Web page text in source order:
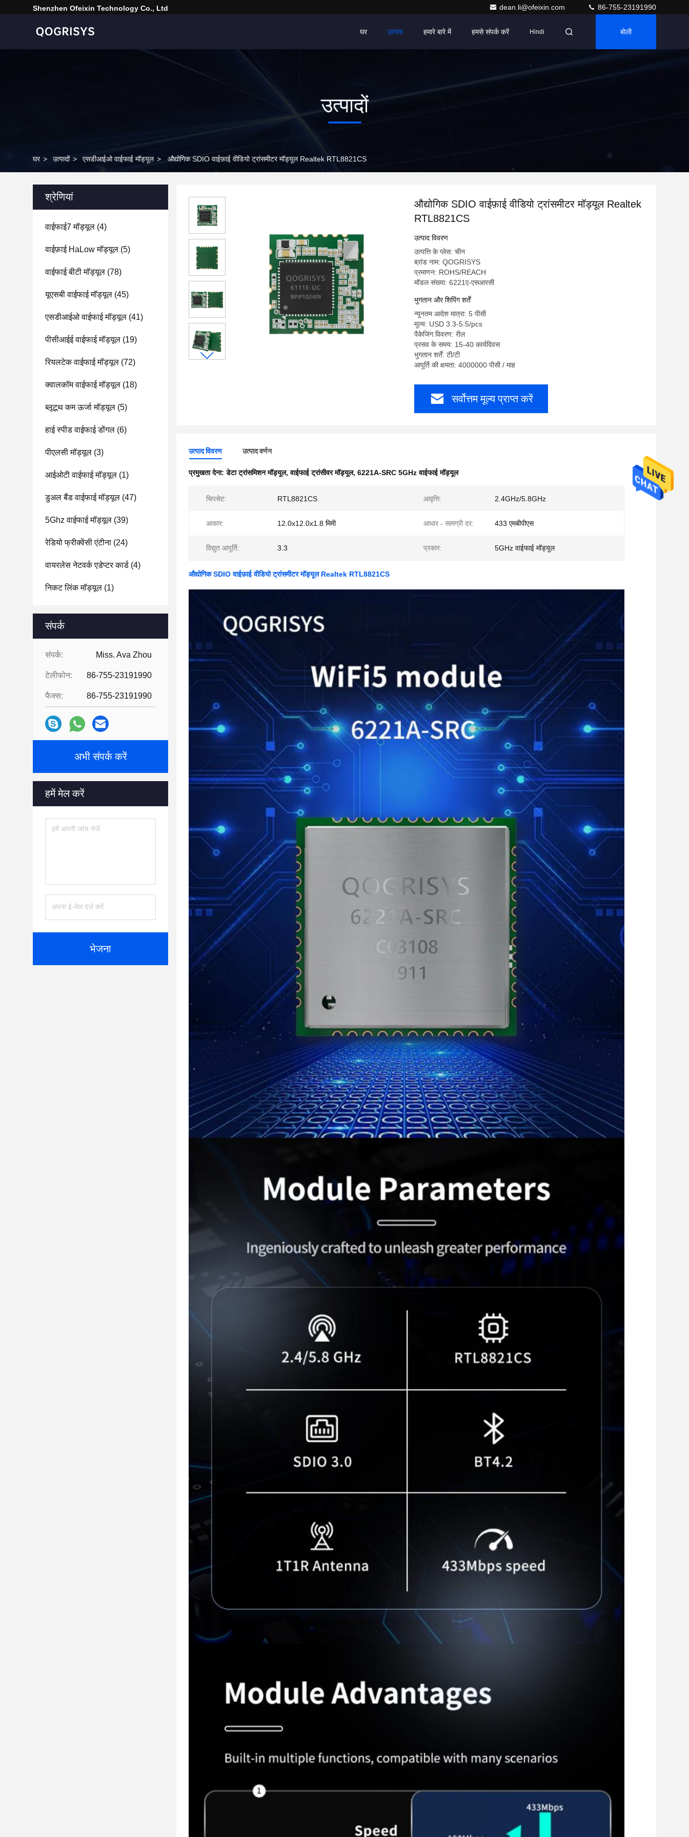
Shenzhen Ofeixin Technology Co., Ltd dean.li@ofeixin.com 86-755-23191990
घर उत्पाद हमारे बारे में हमसे संपर्क करें Hindi बोली
उत्पादों
घर > उत्पादों > एसडीआईओ वाईफाई मॉड्यूल > औद्योगिक SDIO वाईफ़ाई वीडियो ट्रांसमीटर मॉड्यूल Realtek RTL8821CS
श्रेणियां
वाईफाई7 मॉड्यूल (4)
वाईफ़ाई HaLow मॉड्यूल (5)
वाईफाई बीटी मॉड्यूल (78)
यूएसबी वाईफाई मॉड्यूल (45)
एसडीआईओ वाईफाई मॉड्यूल (41)
पीसीआईई वाईफाई मॉड्यूल (19)
रियलटेक वाईफाई मॉड्यूल (72)
क्वालकॉम वाईफाई मॉड्यूल (18)
ब्लूटूथ कम ऊर्जा मॉड्यूल (5)
हाई स्पीड वाईफाई डोंगल (6)
पीएलसी मॉड्यूल (3)
आईओटी वाईफाई मॉड्यूल (1)
डुअल बैंड वाईफाई मॉड्यूल (47)
5Ghz वाईफाई मॉड्यूल (39)
रेडियो फ्रीक्वेंसी एंटीना (24)
वायरलेस नेटवर्क एडेप्टर कार्ड (4)
निकट लिंक मॉड्यूल (1)
संपर्क
संपर्क: Miss. Ava Zhou
टेलीफोन: 86-755-23191990
फैक्स: 86-755-23191990
अभी संपर्क करें
हमें मेल करें
भेजना
औद्योगिक SDIO वाईफ़ाई वीडियो ट्रांसमीटर मॉड्यूल Realtek
RTL8821CS
उत्पाद विवरण
उत्पत्ति के प्लेस: चीन
ब्रांड नाम: QOGRISYS
प्रमाणन: ROHS/REACH
मॉडल संख्या: 6221ए-एसआरसी
भुगतान और शिपिंग शर्तें
न्यूनतम आदेश मात्रा: 5 पीसी
मूल्य: USD 3.3-5.5/pcs
पैकेजिंग विवरण: रील
प्रसव के समय: 15-40 कार्यदिवस
भुगतान शर्तें: टी/टी
आपूर्ति की क्षमता: 4000000 पीसी / माह
सर्वोत्तम मूल्य प्राप्त करें
उत्पाद विवरण उत्पाद वर्णन
प्रमुखता देना:डेटा ट्रांसमिशन मॉड्यूल,वाईफाई ट्रांसीवर मॉड्यूल, 6221A-SRC 5GHz वाईफाई मॉड्यूल
चिपसेट: RTL8821CS आवृत्ति: 2.4GHz/5.8GHz
आकार: 12.0x12.0x1.8 मिमी आधार - सामग्री दर: 433 एमबीपीएस
विद्युत आपूर्ति: 3.3 प्रकार: 5GHz वाईफाई मॉड्यूल
औद्योगिक SDIO वाईफ़ाई वीडियो ट्रांसमीटर मॉड्यूल Realtek RTL8821CS